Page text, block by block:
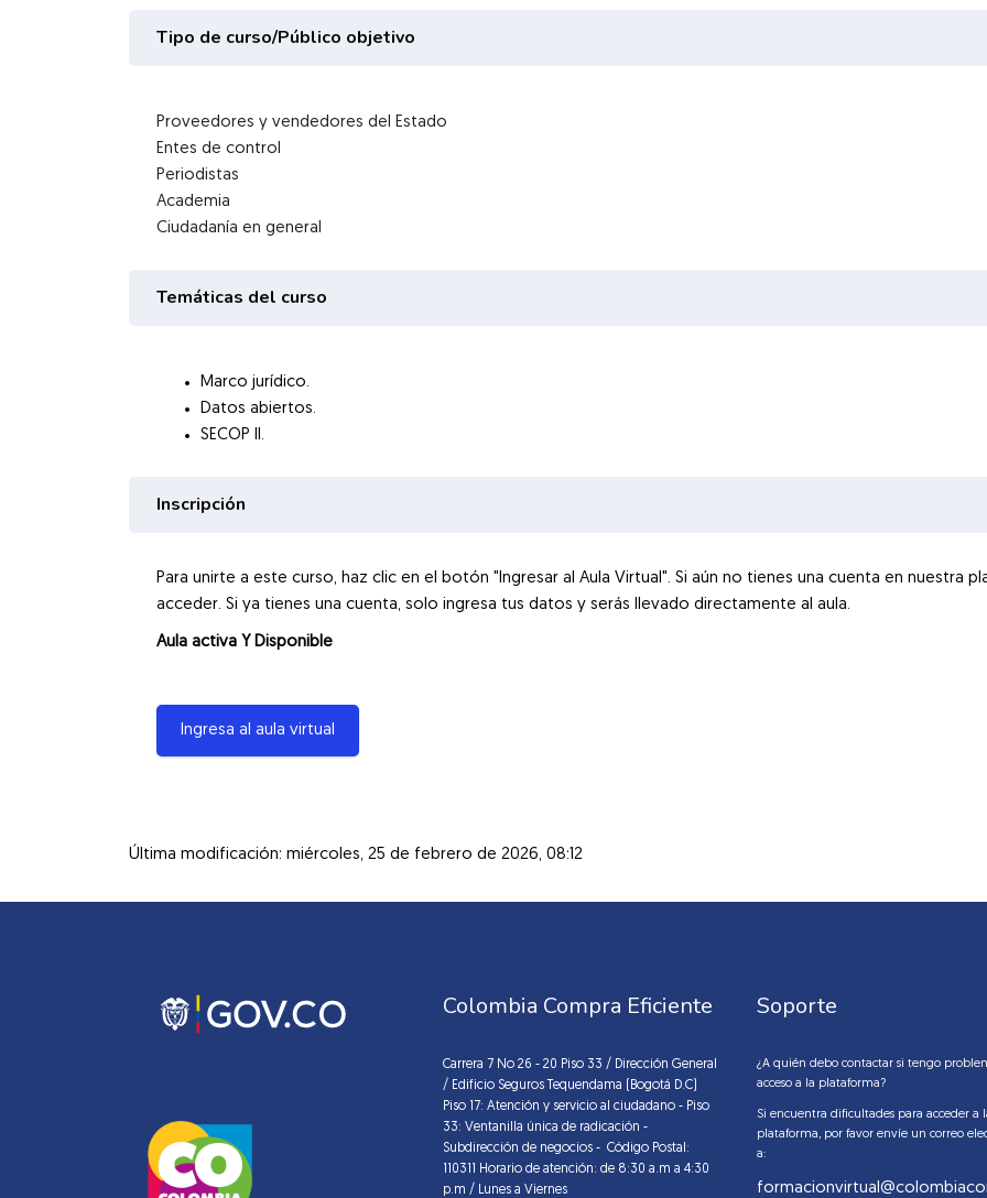
Tipo de curso/Público objetivo
Proveedores y vendedores del Estado
Entes de control
Periodistas
Academia
Ciudadanía en general
Temáticas del curso
Marco jurídico.
Datos abiertos.
SECOP II.
Inscripción
Para unirte a este curso, haz clic en el botón "Ingresar al Aula Virtual". Si aún no tienes una cuenta en nuestra
acceder. Si ya tienes una cuenta, solo ingresa tus datos y serás llevado directamente al aula.
Aula activa Y Disponible
Ingresa al aula virtual
Última modificación: miércoles, 25 de febrero de 2026, 08:12
Colombia Compra Eficiente
Carrera 7 No 26 - 20 Piso 33 / Dirección General
/ Edificio Seguros Tequendama (Bogotá D.C)
Piso 17: Atención y servicio al ciudadano - Piso
33: Ventanilla única de radicación -
Subdirección de negocios - Código Postal:
110311 Horario de atención: de 8:30 a.m a 4:30
p.m / Lunes a Viernes
Soporte
¿A quién debo contactar si tengo
acceso a la plataforma?
Si encuentra dificultades para acceder a
plataforma, por favor envíe un correo
a: